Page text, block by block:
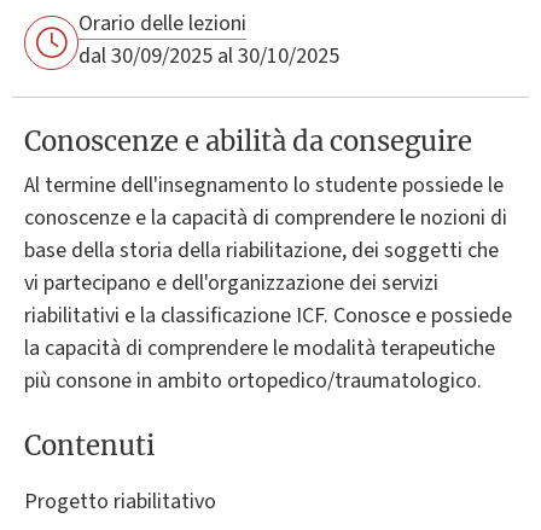
Orario delle lezioni
dal 30/09/2025 al 30/10/2025
Conoscenze e abilità da conseguire
Al termine dell'insegnamento lo studente possiede le
conoscenze e la capacità di comprendere le nozioni di
base della storia della riabilitazione, dei soggetti che
vi partecipano e dell'organizzazione dei servizi
riabilitativi e la classificazione ICF. Conosce e possiede
la capacità di comprendere le modalità terapeutiche
più consone in ambito ortopedico/traumatologico.
Contenuti
Progetto riabilitativo